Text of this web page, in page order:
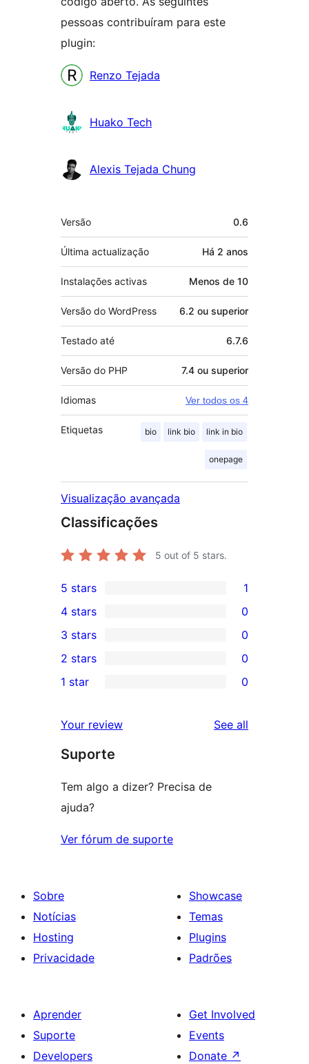
pessoas contribuíram para este
plugin:
Contribuidores
Renzo Tejada
Huako Tech
Alexis Tejada Chung
Metadados
Versão 0.6
Última actualização Há 2 anos
Instalações activas Menos de 10
Versão do WordPress 6.2 ou superior
Testado até 6.7.6
Versão do PHP 7.4 ou superior
Idiomas Ver todos os 4
Etiquetas bio link bio link in bio
onepage
Visualização avançada
Classificações
5 out of 5 stars.
1
5-
star
review
5 stars 1
4-
star
reviews
4 stars 0
0
3-
star
3 stars 0
2-
reviews
2 stars 0
star
reviews
1 star 0
Your review See all
Suporte
Tem algo a dizer? Precisa de
ajuda?
Ver fórum de suporte
Sobre
Notícias
Hosting
Privacidade
Showcase
Temas
Plugins
Padrões
Aprender
Suporte
Developers
Get Involved
Events
Donate ↗